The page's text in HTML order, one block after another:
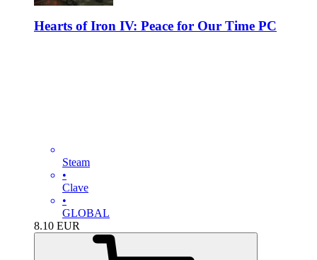
Hearts of Iron IV: Peace for Our Time PC
Steam
•
Clave
•
GLOBAL
8.10 EUR